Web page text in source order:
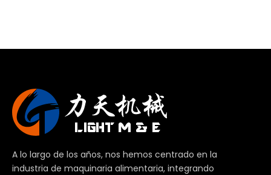
A lo largo de los años, nos hemos centrado en la
industria de maquinaria alimentaria, integrando